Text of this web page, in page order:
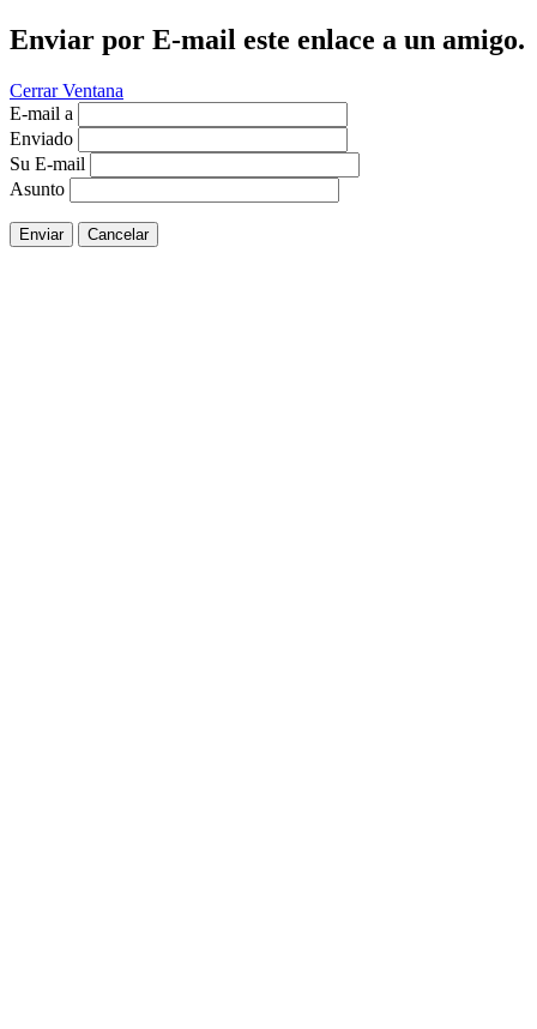
Enviar por E-mail este enlace a un amigo.
Cerrar Ventana
E-mail a
Enviado
Su E-mail
Asunto
Enviar Cancelar